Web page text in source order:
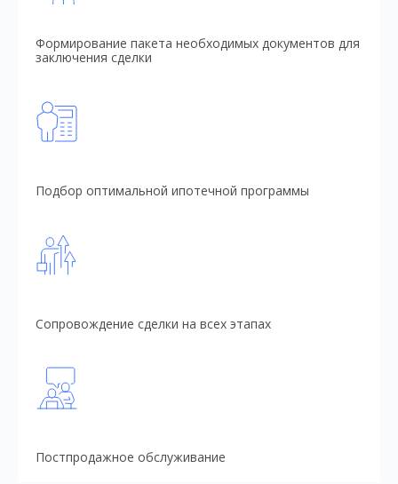
Формирование пакета необходимых документов для
заключения сделки
Подбор оптимальной ипотечной программы
Сопровождение сделки на всех этапах
Постпродажное обслуживание